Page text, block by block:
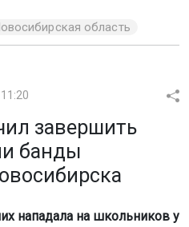
область
завершить
банды
нападала на школьников у